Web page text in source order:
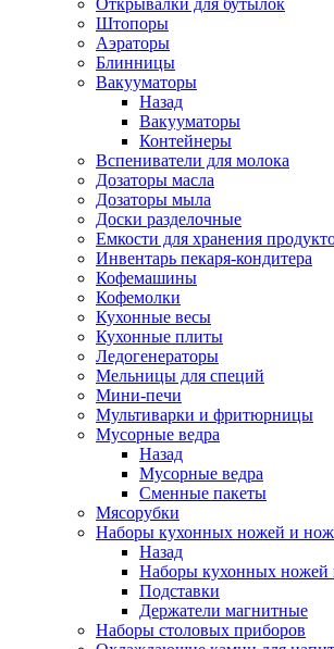
Открывалки для бутылок
Штопоры
Аэраторы
Блинницы
Вакууматоры
Назад
Вакууматоры
Контейнеры
Вспениватели для молока
Дозаторы масла
Дозаторы мыла
Доски разделочные
Емкости для хранения
Инвентарь пекаря-кондитера
Кофемашины
Кофемолки
Кухонные весы
Кухонные плиты
Ледогенераторы
Мельницы для специй
Мини-печи
Мультиварки и фритюрницы
Мусорные ведра
Назад
Мусорные ведра
Сменные пакеты
Мясорубки
Наборы кухонных ножей и
Назад
Наборы кухонных
Подставки
Держатели магнитные
Наборы столовых приборов